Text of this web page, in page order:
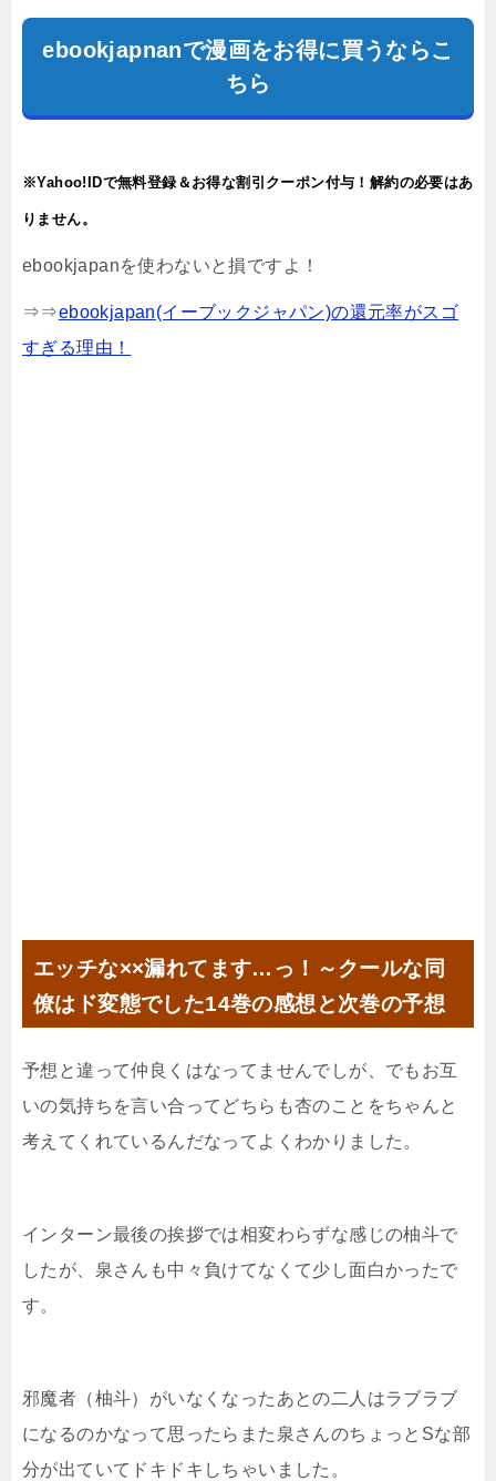
ebookjapnanで漫画をお得に買うならこ
ちら
※Yahoo!IDで無料登録＆お得な割引クーポン付与！解約の必要はあ
りません。
ebookjapanを使わないと損ですよ！
⇒⇒ebookjapan(イーブックジャパン)の還元率がスゴ
すぎる理由！
エッチな××漏れてます…っ！～クールな同
僚はド変態でした14巻の感想と次巻の予想
予想と違って仲良くはなってませんでしが、でもお互
いの気持ちを言い合ってどちらも杏のことをちゃんと
考えてくれているんだなってよくわかりました。
インターン最後の挨拶では相変わらずな感じの柚斗で
したが、泉さんも中々負けてなくて少し面白かったで
す。
邪魔者（柚斗）がいなくなったあとの二人はラブラブ
になるのかなって思ったらまた泉さんのちょっとSな部
分が出ていてドキドキしちゃいました。